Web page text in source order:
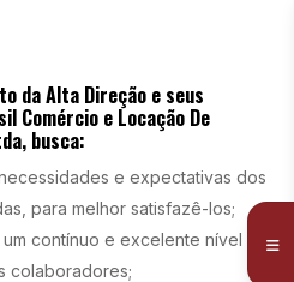
da Alta Direção e seus
Comércio e Locação De
busca:
para melhor satisfazê-los;
colaboradores;